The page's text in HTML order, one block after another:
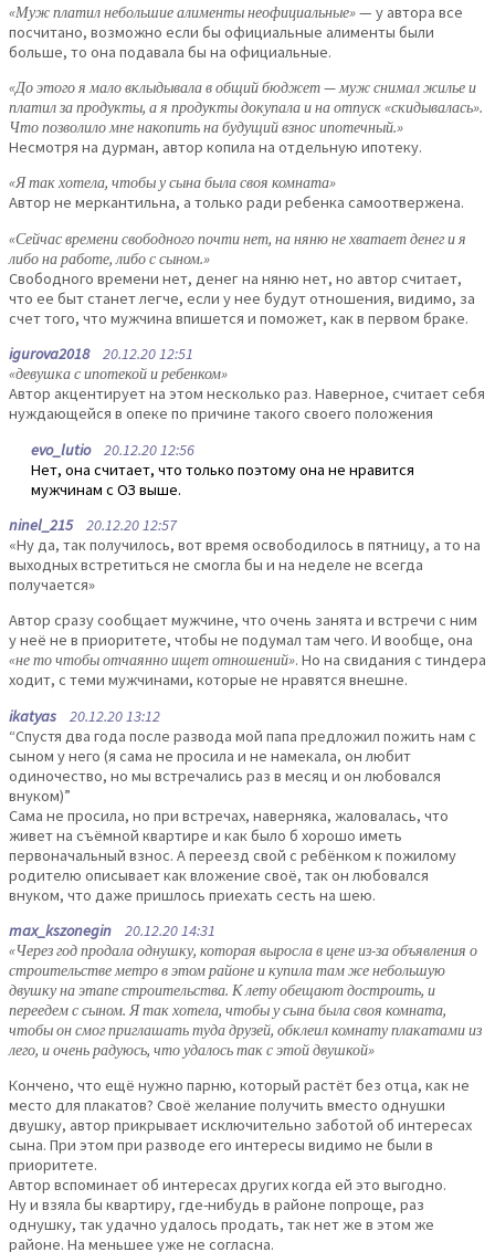
«Муж платил небольшие алименты неофициальные»— у автора все
посчитано, возможно если бы официальные алименты были
больше, то она подавала бы на официальные.
«До этого я мало вклыдывала в общий бюджет — муж снимал жилье и
платил за продукты, а я продукты докупала и на отпуск «скидывалась».
Что позволило мне накопить на будущий взнос ипотечный.»
Несмотря на дурман, автор копила на отдельную ипотеку.
«Я так хотела, чтобы у сына была своя комната»
Автор не меркантильна, а только ради ребенка самоотвержена.
«Сейчас времени свободного почти нет, на няню не хватает денег и я
либо на работе, либо с сыном.»
Свободного времени нет, денег на няню нет, но автор считает,
что ее быт станет легче, если у нее будут отношения, видимо, за
счет того, что мужчина впишется и поможет, как в первом браке.
igurova201820.12.20 12:51
«девушка с ипотекой и ребенком»
Автор акцентирует на этом несколько раз. Наверное, считает себя
нуждающейся в опеке по причине такого своего положения
evo_lutio20.12.20 12:56
Нет, она считает, что только поэтому она не нравится
мужчинам с ОЗ выше.
ninel_21520.12.20 12:57
«Ну да, так получилось, вот время освободилось в пятницу, а то на
выходных встретиться не смогла бы и на неделе не всегда
получается»
Автор сразу сообщает мужчине, что очень занята и встречи с ним
у неё не в приоритете, чтобы не подумал там чего. И вообще, она
«не то чтобы отчаянно ищет отношений». Но на свидания с тиндера
ходит, с теми мужчинами, которые не нравятся внешне.
ikatyas 20.12.20 13:12
“Спустя два года после развода мой папа предложил пожить нам с
сыном у него (я сама не просила и не намекала, он любит
одиночество, но мы встречались раз в месяц и он любовался
внуком)”
Сама не просила, но при встречах, наверняка, жаловалась, что
живет на съёмной квартире и как было б хорошо иметь
первоначальный взнос. А переезд свой с ребёнком к пожилому
родителю описывает как вложение своё, так он любовался
внуком, что даже пришлось приехать сесть на шею.
max_kszonegin 20.12.20 14:31
«Через год продала однушку, которая выросла в цене из-за объявления о
строительстве метро в этом районе и купила там же небольшую
двушку на этапе строительства. К лету обещают достроить, и
переедем с сыном. Я так хотела, чтобы у сына была своя комната,
чтобы он смог приглашать туда друзей, обклеил комнату плакатами из
лего, и очень радуюсь, что удалось так с этой двушкой»
Кончено, что ещё нужно парню, который растёт без отца, как не
место для плакатов? Своё желание получить вместо однушки
двушку, автор прикрывает исключительно заботой об интересах
сына. При этом при разводе его интересы видимо не были в
приоритете.
Автор вспоминает об интересах других когда ей это выгодно.
Ну и взяла бы квартиру, где-нибудь в районе попроще, раз
однушку, так удачно удалось продать, так нет же в этом же
районе. На меньшее уже не согласна.